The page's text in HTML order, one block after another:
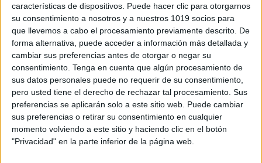
características de dispositivos. Puede hacer clic para otorgarnos
su consentimiento a nosotros y a nuestros 1019 socios para
que llevemos a cabo el procesamiento previamente descrito. De
forma alternativa, puede acceder a información más detallada y
cambiar sus preferencias antes de otorgar o negar su
consentimiento. Tenga en cuenta que algún procesamiento de
sus datos personales puede no requerir de su consentimiento,
pero usted tiene el derecho de rechazar tal procesamiento. Sus
preferencias se aplicarán solo a este sitio web. Puede cambiar
sus preferencias o retirar su consentimiento en cualquier
momento volviendo a este sitio y haciendo clic en el botón
"Privacidad" en la parte inferior de la página web.